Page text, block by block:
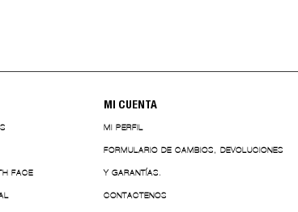
FACE
MI CUENTA
MI PERFIL
FORMULARIO DE CAMBIOS, DEVOLUCIONES
Y GARANTÍAS.
CONTACTENOS